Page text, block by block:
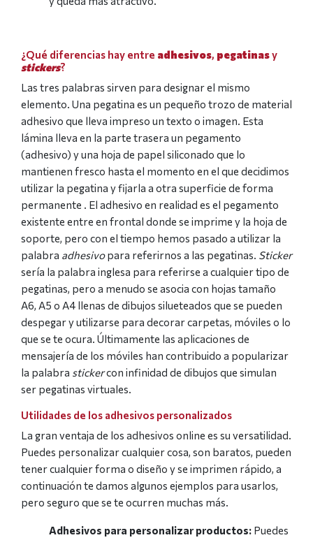
¿Qué diferencias hay entre adhesivos, pegatinasy
stickers?
Las tres palabras sirven para designar el mismo
elemento. Una pegatina es un pequeño trozo de material
adhesivo que lleva impreso un texto o imagen. Esta
lámina lleva en la parte trasera un pegamento
(adhesivo) y una hoja de papel siliconado que lo
mantienen fresco hasta el momento en el que decidimos
utilizar la pegatina y fijarla a otra superficie de forma
permanente . El adhesivo en realidad es el pegamento
existente entre en frontal donde se imprime y la hoja de
soporte, pero con el tiempo hemos pasado a utilizar la
palabra adhesivopara referirnos a las pegatinas. Sticker
sería la palabra inglesa para referirse a cualquier tipo de
pegatinas, pero a menudo se asocia con hojas tamaño
A6, A5 o A4 llenas de dibujos silueteados que se pueden
despegar y utilizarse para decorar carpetas, móviles o lo
que se te ocura. Últimamente las aplicaciones de
mensajería de los móviles han contribuido a popularizar
la palabra stickercon infinidad de dibujos que simulan
ser pegatinas virtuales.
Utilidades de los adhesivos personalizados
La gran ventaja de los adhesivos online es su versatilidad.
Puedes personalizar cualquier cosa, son baratos, pueden
tener cualquier forma o diseño y se imprimen rápido, a
continuación te damos algunos ejemplos para usarlos,
pero seguro que se te ocurren muchas más.
Adhesivos para personalizar productos: Puedes